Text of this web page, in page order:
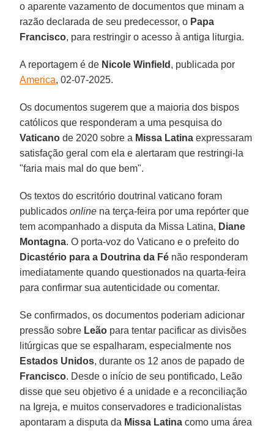
o aparente vazamento de documentos que minam a
razão declarada de seu predecessor, o Papa
Francisco, para restringir o acesso à antiga liturgia.
A reportagem é de Nicole Winfield , publicada por
America, 02-07-2025.
Os documentos sugerem que a maioria dos bispos
católicos que responderam a uma pesquisa do
Vaticano de 2020 sobre a Missa Latina expressaram
satisfação geral com ela e alertaram que restringi-la
"faria mais mal do que bem".
Os textos do escritório doutrinal vaticano foram
publicadosonline na terça-feira por uma repórter que
tem acompanhado a disputa da Missa Latina, Diane
Montagna. O porta-voz do Vaticano e o prefeito do
Dicastério para a Doutrina da Fé não responderam
imediatamente quando questionados na quarta-feira
para confirmar sua autenticidade ou comentar.
Se confirmados, os documentos poderiam adicionar
pressão sobre Leão para tentar pacificar as divisões
litúrgicas que se espalharam, especialmente nos
Estados Unidos, durante os 12 anos de papado de
Francisco. Desde o início de seu pontificado, Leão
disse que seu objetivo é a unidade e a reconciliação
na Igreja, e muitos conservadores e tradicionalistas
apontaram a disputa da Missa Latina como uma área